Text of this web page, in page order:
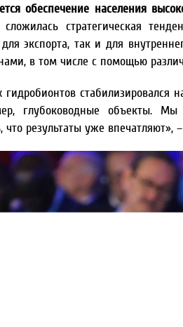
обеспечение населения
стратегическая
экспорта, так и для
в том числе с помощью
стабилизировался
глубоководные объекты. Мы
результаты уже впечатляют»,